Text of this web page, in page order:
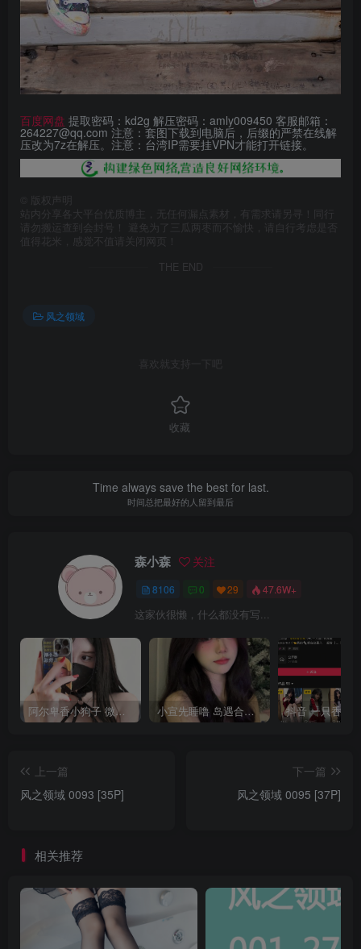
百度网盘 提取密码：kd2g 解压密码：amly009450 客服邮箱：
264227@qq.com 注意：套图下载到电脑后，后缀的严禁在线解
压改为7z在解压。注意：台湾IP需要挂VPN才能打开链接。
版权声明
站内分享各大平台优质博主，无任何漏点素材，有需求请另寻！同行
请勿搬运查到会封号！ 避免为了三瓜两枣而不愉快，请自行考虑是否
值得花米，感觉不值请关闭网页！
THE END
风之领域
喜欢就支持一下吧
收藏
Time always save the best for last.
时间总把最好的人留到最后
森小森 关注
8106 0 29 47.6W+
这家伙很懒，什么都没有写...
阿尔卑香小狗子 微密圈合集[40套][持续更新2023.12.14] 小宣先睡噜 岛遇合集[持续更新2025.08.27]
上一篇
风之领域 0093 [35P]
下一篇
风之领域 0095 [37P]
相关推荐